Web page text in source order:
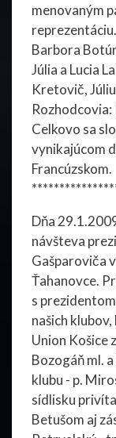
menovaným
Barbora
Júlia a Lucia
Kretovič,
Celkovo sa
vynikajúcom
Francúzskom.
Dňa
návšteva
Gašparoviča
Ťahanovce.
s
našich
Union Košice
Bozogáň ml.
klubu - p.
sídlisku
Betušom aj